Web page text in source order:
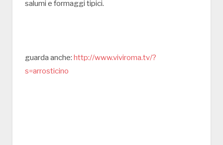
salumi e formaggi tipici.
guarda anche: http://www.viviroma.tv/?
s=arrosticino